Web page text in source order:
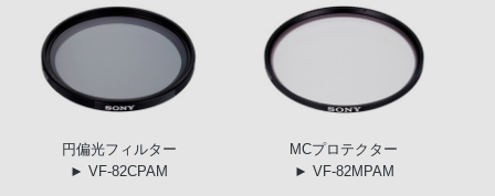
円偏光フィルター
► VF-82CPAM
MCプロテクター
► VF-82MPAM